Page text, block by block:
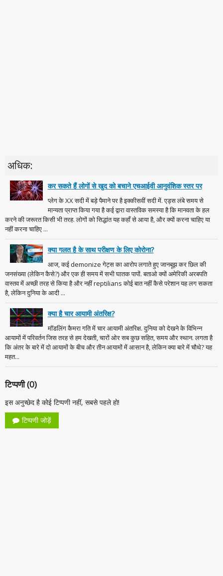
अधिक:
कर सकते हैं लोगों से खुद को बचाने एचआईवी आनुवंशिक स्तर पर
प्लेग के XX सदी में बड़े पैमाने पर है इक्कीसवीं सदी में. एड्स लंबे समय से
मान्यता प्राप्त किया गया है कई द्वारा वास्तविक समस्या है कि मानवता के हल
करने की जरूरत किसी भी तरह. लोगों को सिद्धांत यह कहाँ से आया है, और क्यों करना चाहिए या
नहीं करना चाहिए ...
क्या गलत है के साथ परीक्षण के लिए कोरोना?
आज, कई demonize गेट्स का आरोप लगाते हुए जानबूझ कर छिल की
जनसंख्या (लेकिन कैसे?) और एक ही समय में सभी घातक पापों. बताओ क्यों अमेरिकी अरबपति
वास्तव में अच्छी तरह से किया है और नहीं reptilians कोई बात नहीं कैसे परेशान यह लग सकता
है, लेकिन दुनिया के आदी ...
क्या है चार आयामी अंतरिक्ष?
मॉडलिंग कैमरा गति में चार आयामी अंतरिक्ष. दुनिया को देखने के विभिन्न
आयामों में परिवर्तन जिस तरह से हम देखती, चारों ओर सब कुछ सहित, समय और स्थान. लगता है
कि अंतर के बारे में दो आयामों के बीच और तीन आयामों में आसान है, लेकिन क्या बारे में चौथे? यह
महत...
टिप्पणी (0)
इस अनुच्छेद है कोई टिप्पणी नहीं, सबसे पहले हो!
टिप्पणी जोड़ें